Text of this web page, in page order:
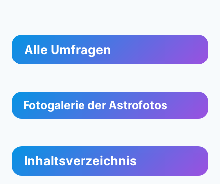
Alle Umfragen
Fotogalerie der Astrofotos
Inhaltsverzeichnis